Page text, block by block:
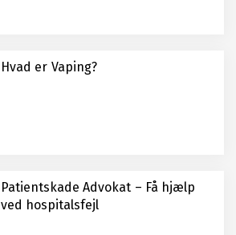
Hvad er Vaping?
Patientskade Advokat – Få hjælp
ved hospitalsfejl